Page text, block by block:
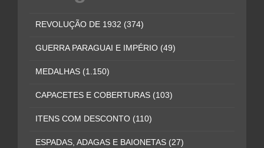
REVOLUÇÃO DE 1932 (374)
GUERRA PARAGUAI E IMPÉRIO (49)
MEDALHAS (1.150)
CAPACETES E COBERTURAS (103)
ITENS COM DESCONTO (110)
ESPADAS, ADAGAS E BAIONETAS (27)